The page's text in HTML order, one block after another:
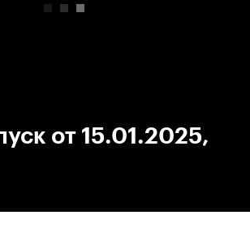
от 15.01.2025,